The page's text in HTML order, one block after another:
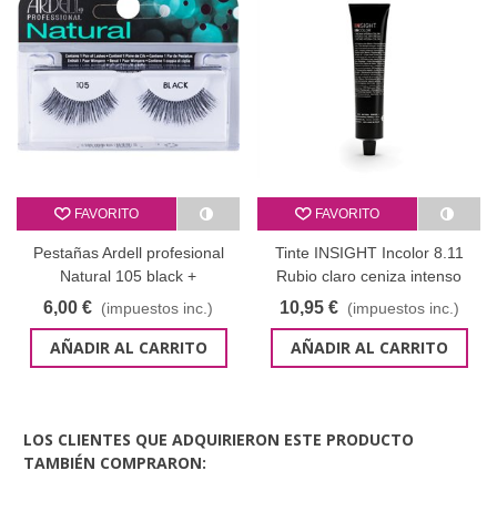
FAVORITO
Pestañas Ardell profesional
Natural 105 black +
pegamento de regalo
6,00 € (impuestos inc.)
AÑADIR AL CARRITO
FAVORITO
Tinte INSIGHT Incolor 8.11
Rubio claro ceniza intenso
100 ml
10,95 € (impuestos inc.)
AÑADIR AL CARRITO
LOS CLIENTES QUE ADQUIRIERON ESTE PRODUCTO
TAMBIÉN COMPRARON: